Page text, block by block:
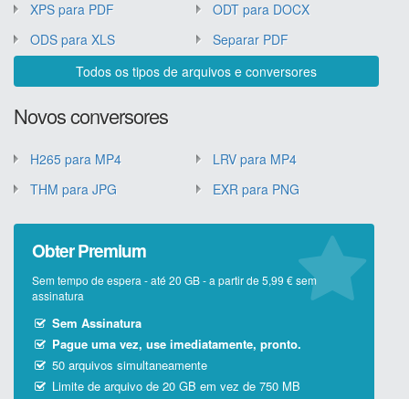
XPS para PDF
ODT para DOCX
ODS para XLS
Separar PDF
Todos os tipos de arquivos e conversores
Novos conversores
H265 para MP4
LRV para MP4
THM para JPG
EXR para PNG
Obter Premium
Sem tempo de espera - até 20 GB - a partir de 5,99 € sem
assinatura
Sem Assinatura
Pague uma vez, use imediatamente, pronto.
50 arquivos simultaneamente
Limite de arquivo de 20 GB em vez de 750 MB